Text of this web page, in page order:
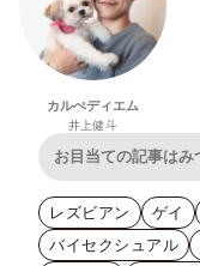
カルぺディエム
井上健斗
レズビアン ゲイ
バイセクシュアル